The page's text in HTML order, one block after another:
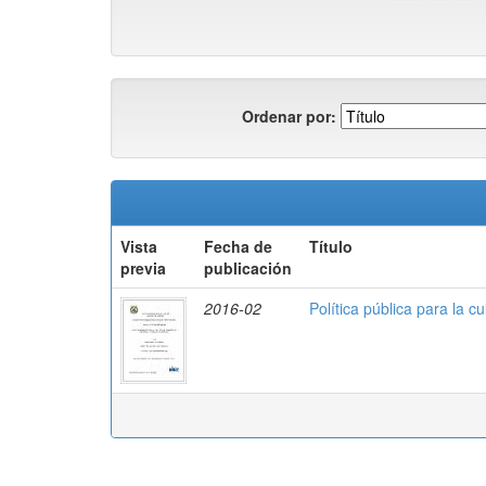
Ordenar por:
Vista
previa
Fecha de
publicación
Título
2016-02 Política pública para la